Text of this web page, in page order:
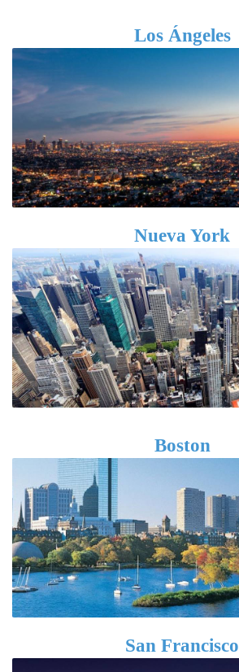
Los Ángeles
Nueva York
Boston
San Francisco